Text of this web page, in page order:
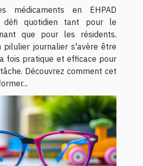
médicaments en EHPAD
défi quotidien tant pour le
que pour les résidents.
pilulier journalier s'avère être
fois pratique et efficace pour
Découvrez comment cet